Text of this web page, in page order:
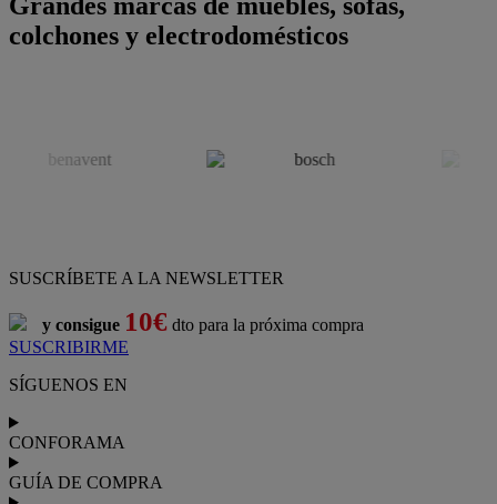
colchones y electrodomésticos
SUSCRÍBETE A LA NEWSLETTER
y consigue 10€ dto para la próxima compra
SUSCRIBIRME
SÍGUENOS EN
CONFORAMA
GUÍA DE COMPRA